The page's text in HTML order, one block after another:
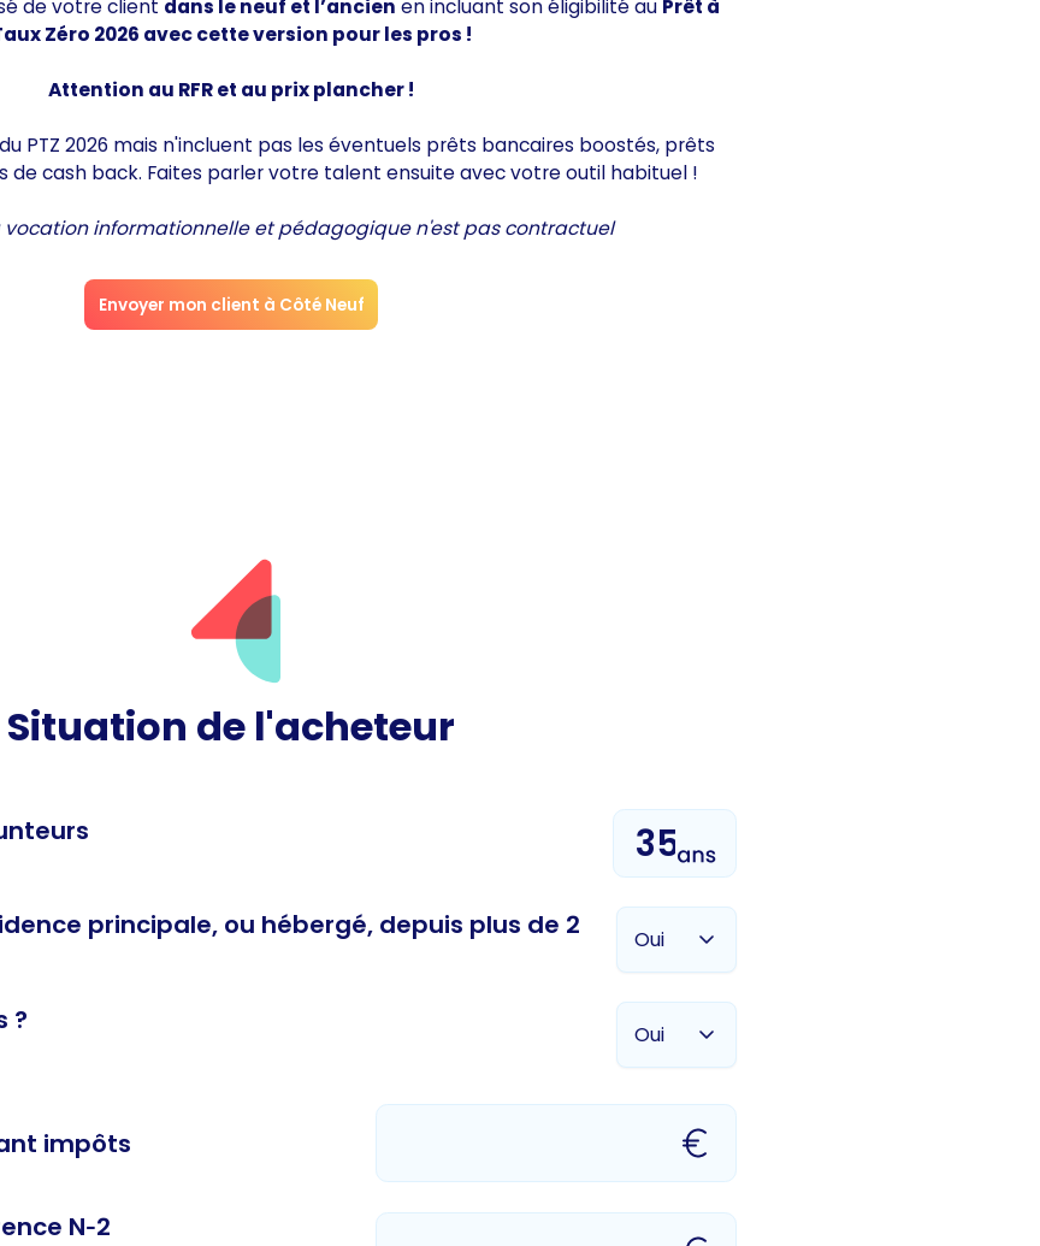
de votre client dans le neuf et l’ancien en incluant son éligibilité au Prêt à
Zéro 2026 avec cette version pour les pros !
Attention au RFR et au prix plancher !
PTZ 2026 mais n'incluent pas les éventuels prêts bancaires boostés, prêts
de cash back. Faites parler votre talent ensuite avec votre outil habituel !
vocation informationnelle et pédagogique n'est pas contractuel
Envoyer mon client à Côté Neuf
Situation de l'acheteur
principale, ou hébergé, depuis plus de 2
?
impôts
N‑2